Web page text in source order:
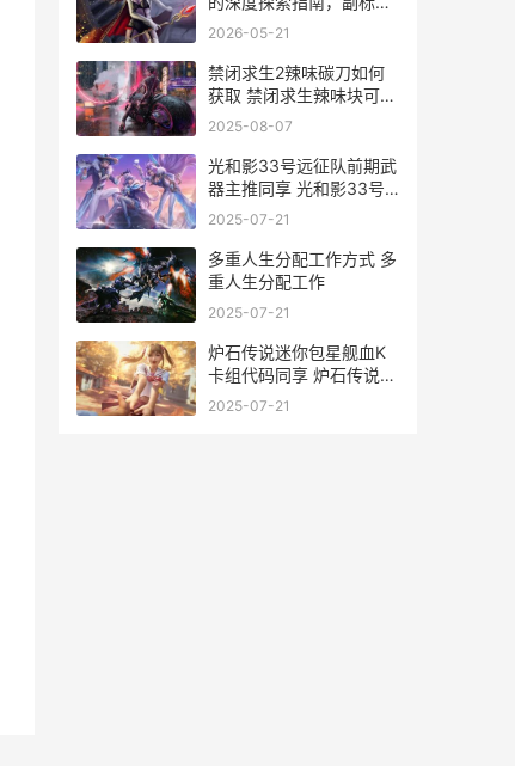
题：从入门到精通的实战
2026-05-21
禁闭求生2辣味碳刀如何
获取 禁闭求生辣味块可以
再生吗?
2025-08-07
光和影33号远征队前期武
器主推同享 光和影33号
远征队
2025-07-21
多重人生分配工作方式 多
重人生分配工作
2025-07-21
炉石传说迷你包星舰血K
卡组代码同享 炉石传说迷
你包上线时间
2025-07-21